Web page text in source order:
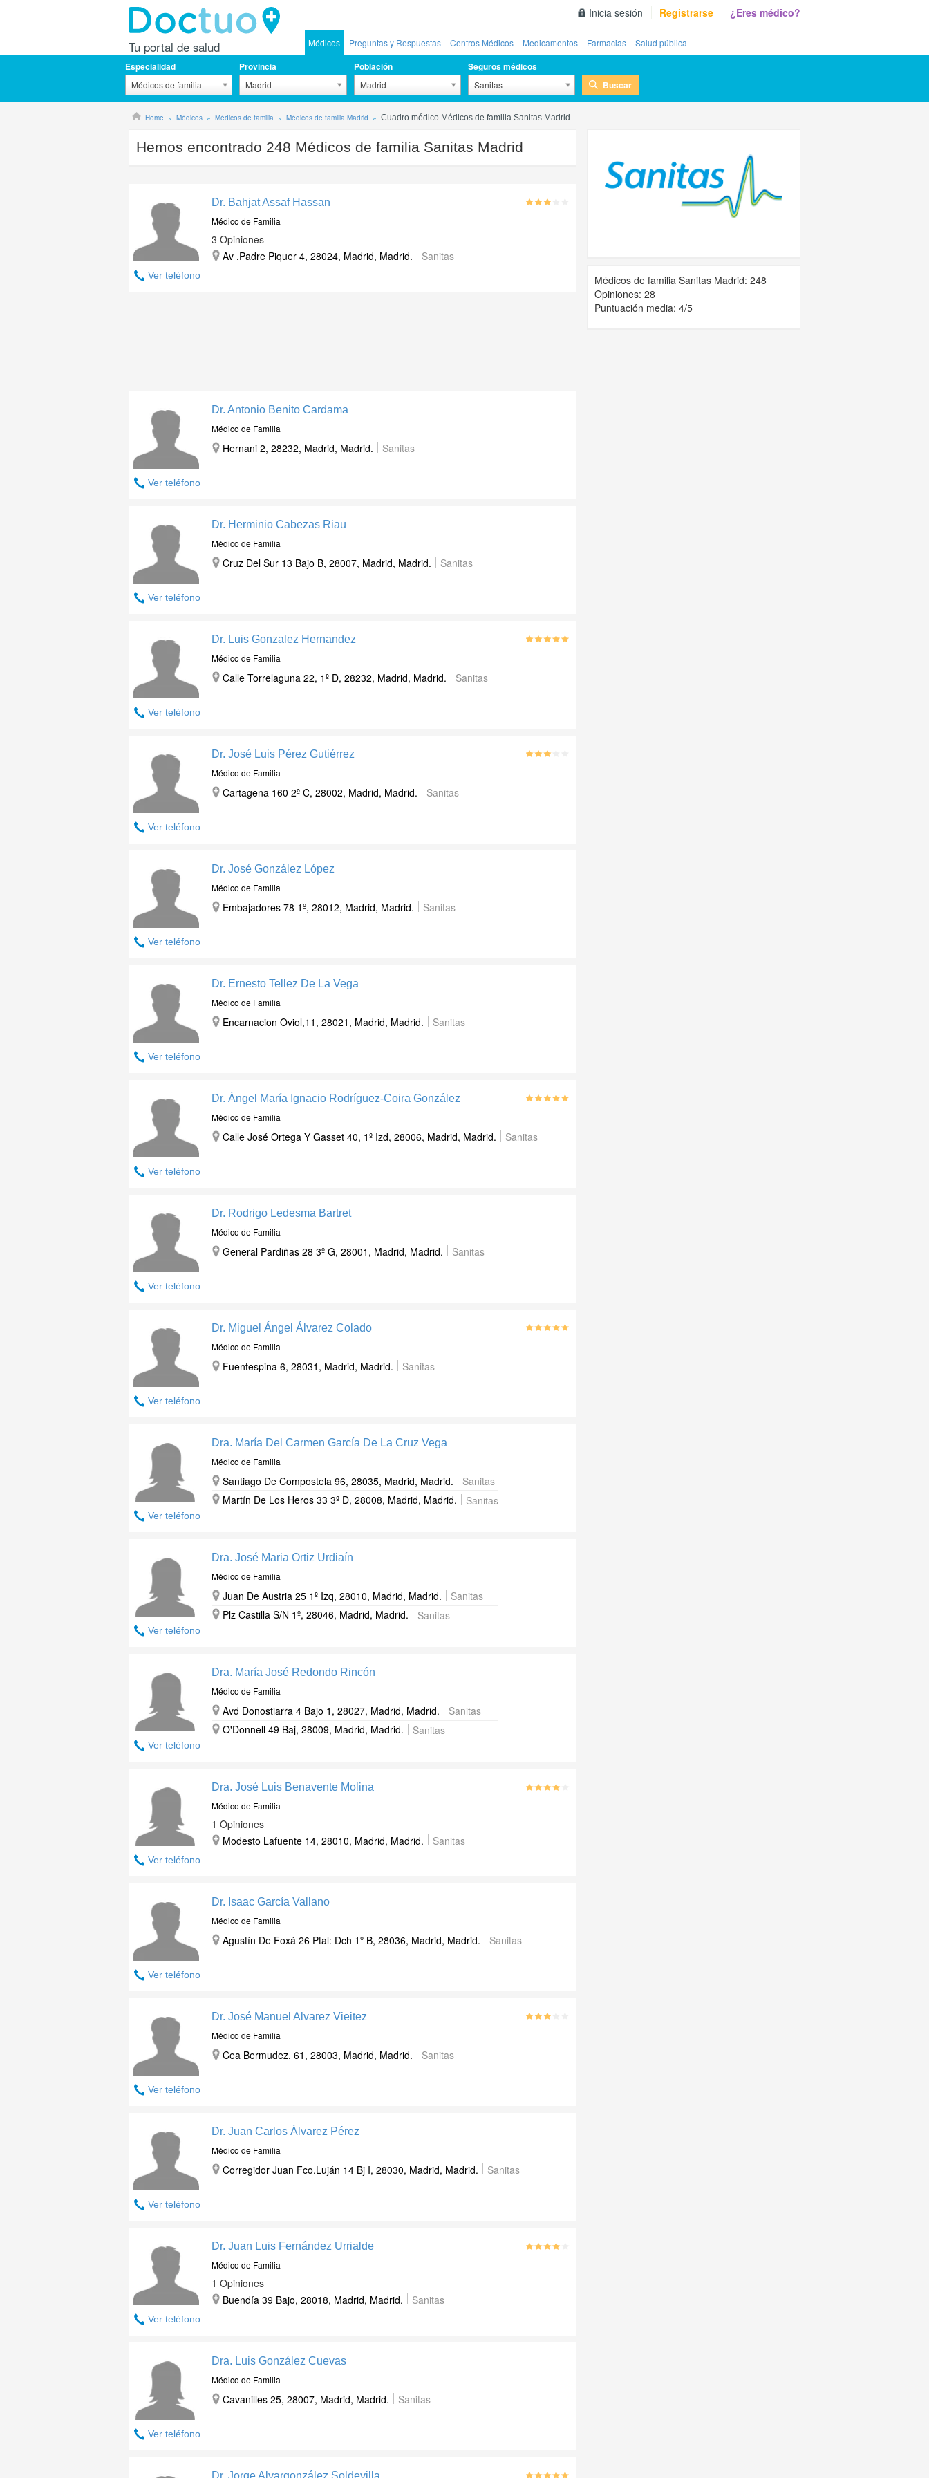
Tu portal de salud
Inicia sesión Registrarse ¿Eres médico?
Médicos Preguntas y Respuestas Centros Médicos Medicamentos Farmacias Salud pública
Especialidad
Médicos de familia
Provincia
Madrid
Población
Madrid
Seguros médicos
Sanitas Buscar
Home Médicos Médicos de familia Médicos de familia Madrid Cuadro médico Médicos de familia Sanitas Madrid
Hemos encontrado 248 Médicos de familia Sanitas Madrid
Ver teléfono
Dr. Bahjat Assaf Hassan
Médico de Familia
3 Opiniones
Av .Padre Piquer 4, 28024, Madrid, Madrid.
Sanitas
Ver teléfono
Dr. Antonio Benito Cardama
Médico de Familia
Hernani 2, 28232, Madrid, Madrid. Sanitas
Ver teléfono
Dr. Herminio Cabezas Riau
Médico de Familia
Cruz Del Sur 13 Bajo B, 28007, Madrid, Madrid. Sanitas
Ver teléfono
Dr. Luis Gonzalez Hernandez
Médico de Familia
Calle Torrelaguna 22, 1º D, 28232, Madrid, Madrid. Sanitas
Ver teléfono
Dr. José Luis Pérez Gutiérrez
Médico de Familia
Cartagena 160 2º C, 28002, Madrid, Madrid. Sanitas
Ver teléfono
Dr. José González López
Médico de Familia
Embajadores 78 1º, 28012, Madrid, Madrid. Sanitas
Ver teléfono
Dr. Ernesto Tellez De La Vega
Médico de Familia
Encarnacion Oviol,11, 28021, Madrid, Madrid. Sanitas
Ver teléfono
Dr. Ángel María Ignacio Rodríguez-Coira González
Médico de Familia
Calle José Ortega Y Gasset 40, 1º Izd, 28006, Madrid, Madrid. Sanitas
Ver teléfono
Dr. Rodrigo Ledesma Bartret
Médico de Familia
General Pardiñas 28 3º G, 28001, Madrid, Madrid. Sanitas
Ver teléfono
Dr. Miguel Ángel Álvarez Colado
Médico de Familia
Fuentespina 6, 28031, Madrid, Madrid. Sanitas
Ver teléfono
Dra. María Del Carmen García De La Cruz Vega
Médico de Familia
Santiago De Compostela 96, 28035, Madrid, Madrid.
Sanitas
Martín De Los Heros 33 3º D, 28008, Madrid, Madrid.
Sanitas
Ver teléfono
Dra. José Maria Ortiz Urdiaín
Médico de Familia
Juan De Austria 25 1º Izq, 28010, Madrid, Madrid.
Sanitas
Plz Castilla S/N 1º, 28046, Madrid, Madrid.
Sanitas
Ver teléfono
Dra. María José Redondo Rincón
Médico de Familia
Avd Donostiarra 4 Bajo 1, 28027, Madrid, Madrid.
Sanitas
O'Donnell 49 Baj, 28009, Madrid, Madrid.
Sanitas
Ver teléfono
Dra. José Luis Benavente Molina
Médico de Familia
1 Opiniones
Modesto Lafuente 14, 28010, Madrid, Madrid.
Sanitas
Ver teléfono
Dr. Isaac García Vallano
Médico de Familia
Agustín De Foxá 26 Ptal: Dch 1º B, 28036, Madrid, Madrid. Sanitas
Ver teléfono
Dr. José Manuel Alvarez Vieitez
Médico de Familia
Cea Bermudez, 61, 28003, Madrid, Madrid. Sanitas
Ver teléfono
Dr. Juan Carlos Álvarez Pérez
Médico de Familia
Corregidor Juan Fco.Luján 14 Bj I, 28030, Madrid, Madrid. Sanitas
Ver teléfono
Dr. Juan Luis Fernández Urrialde
Médico de Familia
1 Opiniones
Buendía 39 Bajo, 28018, Madrid, Madrid.
Sanitas
Ver teléfono
Dra. Luis González Cuevas
Médico de Familia
Cavanilles 25, 28007, Madrid, Madrid. Sanitas
Dr. Jorge Alvargonzález Soldevilla
Médicos de familia Sanitas Madrid: 248
Opiniones: 28
Puntuación media: 4/5